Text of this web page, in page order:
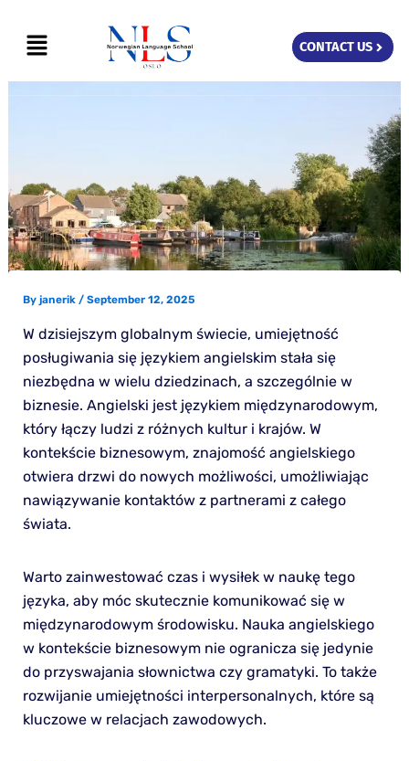
content
Menu CONTACT US
By janerik / September 12, 2025
W dzisiejszym globalnym świecie, umiejętność
posługiwania się językiem angielskim stała się
niezbędna w wielu dziedzinach, a szczególnie w
biznesie. Angielski jest językiem międzynarodowym,
który łączy ludzi z różnych kultur i krajów. W
kontekście biznesowym, znajomość angielskiego
otwiera drzwi do nowych możliwości, umożliwiając
nawiązywanie kontaktów z partnerami z całego
świata.
Warto zainwestować czas i wysiłek w naukę tego
języka, aby móc skutecznie komunikować się w
międzynarodowym środowisku. Nauka angielskiego
w kontekście biznesowym nie ogranicza się jedynie
do przyswajania słownictwa czy gramatyki. To także
rozwijanie umiejętności interpersonalnych, które są
kluczowe w relacjach zawodowych.